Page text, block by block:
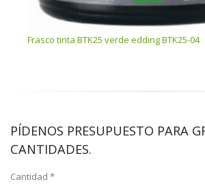
Frasco tinta BTK25 verde edding BTK25-04
PÍDENOS PRESUPUESTO PARA
CANTIDADES.
Cantidad *